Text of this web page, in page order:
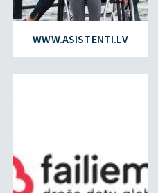
WWW.ASISTENTI.LV